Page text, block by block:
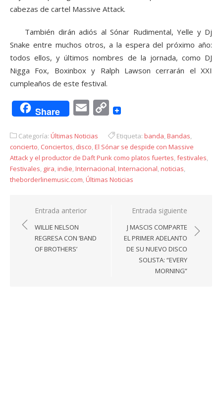
cabezas de cartel Massive Attack.
También dirán adiós al Sónar Rudimental, Yelle y Dj
Snake entre muchos otros, a la espera del próximo año:
todos ellos, y últimos nombres de la jornada, como DJ
Nigga Fox, Boxinbox y Ralph Lawson cerrarán el XXI
cumpleaños de este festival.
Share EmailCopy
Categoría: Últimas Noticias Etiqueta: banda,Bandas,
concierto, Conciertos, disco,El Sónar se despide con Massive
Attack y el productor de Daft Punk como platos fuertes,festivales,
Festivales, gira,indie,Internacional,Internacional,noticias,
theborderlinemusic.com,Últimas Noticias
Navegación
de
entradas
Entrada anterior
WILLIE NELSON
REGRESA CON ‘BAND
OF BROTHERS’
Entrada siguiente
J MASCIS COMPARTE
EL PRIMER ADELANTO
DE SU NUEVO DISCO
SOLISTA: “EVERY
MORNING”